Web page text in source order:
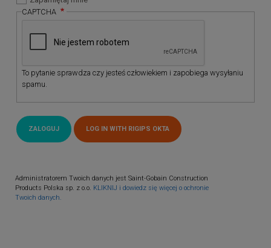
CAPTCHA
To pytanie sprawdza czy jesteś człowiekiem i zapobiega wysyłaniu
spamu.
Administratorem Twoich danych jest Saint-Gobain Construction
Products Polska sp. z o.o. KLIKNIJ i dowiedz się więcej o ochronie
Twoich danych.